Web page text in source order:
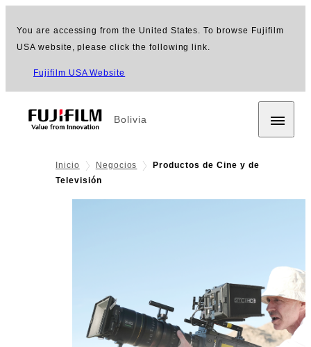
You are accessing from the United States. To browse Fujifilm
USA website, please click the following link.
Fujifilm USA Website
Bolivia
Inicio Negocios
Productos de Cine y de
Televisión